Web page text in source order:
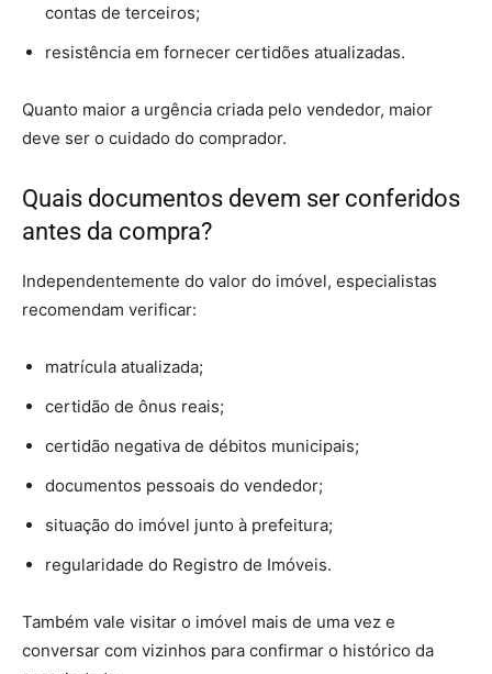
contas de terceiros;
resistência em fornecer certidões atualizadas.
Quanto maior a urgência criada pelo vendedor, maior
deve ser o cuidado do comprador.
Quais documentos devem ser conferidos
antes da compra?
Independentemente do valor do imóvel, especialistas
recomendam verificar:
matrícula atualizada;
certidão de ônus reais;
certidão negativa de débitos municipais;
documentos pessoais do vendedor;
situação do imóvel junto à prefeitura;
regularidade do Registro de Imóveis.
Também vale visitar o imóvel mais de uma vez e
conversar com vizinhos para confirmar o histórico da